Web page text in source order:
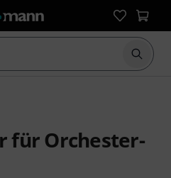
Suche
für Orchester-